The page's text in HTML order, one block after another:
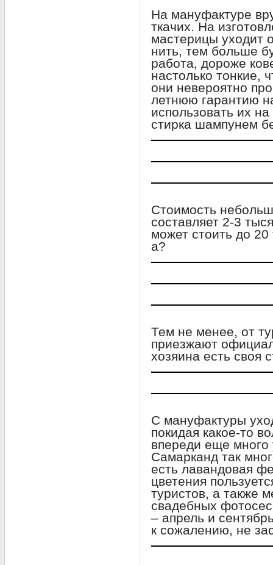
На мануфактуре
ткачих. На
мастерицы уходит
нить, тем больше
работа, дороже
настолько тонкие,
они невероятно
летнюю гарантию
использовать их
стирка шампунем
Стоимость
составляет 2-3
может стоить до
а?
Тем не менее, от
приезжают
хозяина есть своя
С мануфактуры
покидая какое-то
впереди еще много
Самарканд так
есть лавандовая
цветения
туристов, а также
свадебных
– апрель и
к сожалению, не